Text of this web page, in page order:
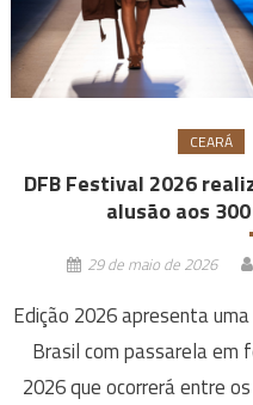
CEARÁ
DFB Festival 2026
alusão aos
29 de maio de 2026
Edição 2026 apresenta
Brasil com passarela em
2026 que ocorrerá entre